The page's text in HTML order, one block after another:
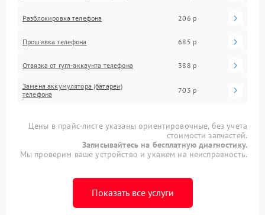
Разблокировка телефона 206 р
Прошивка телефона 685 р
Отвязка от гугл-аккаунта телефона 388 р
Замена аккумулятора (батареи)
телефона
703 р
Цены в прайс-листе указаны ориентировочные, без учета
стоимости запчастей.
Записывайтесь на бесплатную диагностику.
Мы проверим ваше устройство и укажем на неисправность.
Показать все услуги